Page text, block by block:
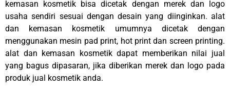
kemasan kosmetik bisa dicetak dengan merek dan logo
usaha sendiri sesuai dengan desain yang diinginkan. alat
dan kemasan kosmetik umumnya dicetak dengan
menggunakan mesin pad print, hot print dan screen printing.
alat dan kemasan kosmetik dapat memberikan nilai jual
yang bagus dipasaran, jika diberikan merek dan logo pada
produk jual kosmetik anda.